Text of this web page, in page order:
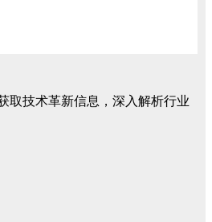
取技术革新信息，深入解析行业